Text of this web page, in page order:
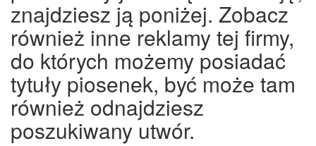
znajdziesz ją poniżej. Zobacz
również inne reklamy tej firmy,
do których możemy posiadać
tytuły piosenek, być może tam
również odnajdziesz
poszukiwany utwór.